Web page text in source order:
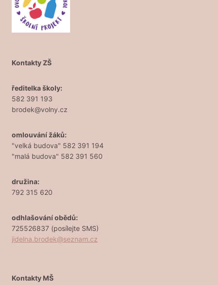
Kontakty ZŠ
ředitelka školy:
582 391 193
brodek@volny.cz
omlouvání žáků:
"velká budova" 582 391 194
"malá budova" 582 391 560
družina:
792 315 620
odhlašování obědů:
725526837 (posílejte SMS)
jidelna.brodek@seznam.cz
Kontakty MŠ